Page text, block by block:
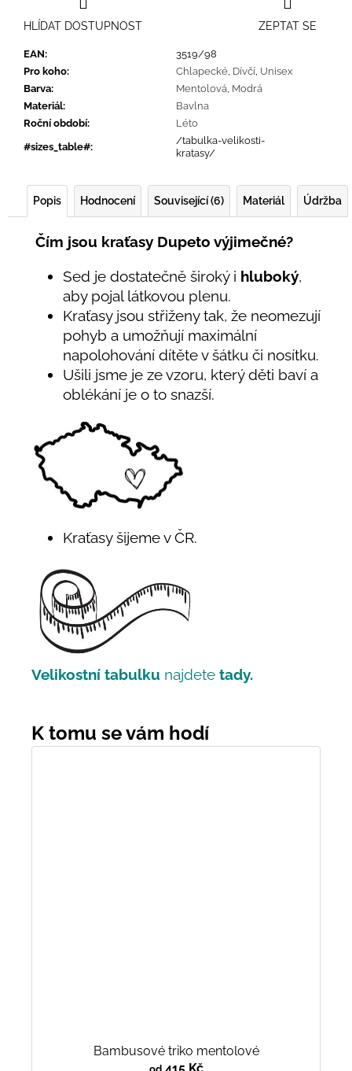
EAN:
3519/98
Pro koho: Chlapecké, Dívčí, Unisex
Barva: Mentolová, Modrá
Materiál:
Bavlna
Roční období:
Léto
#sizes_table#:
/tabulka-velikosti-
kratasy/
ZEPTAT SE
HLÍDAT DOSTUPNOST
Popis Hodnocení Související (6) Materiál Údržba
Čím jsou kraťasy Dupeto výjimečné?
Sed je dostatečně široký i hluboký,
aby pojal látkovou plenu.
Kraťasy jsou střiženy tak, že neomezují
pohyb a umožňují maximální
napolohování dítěte v šátku či nosítku.
Ušili jsme je ze vzoru, který děti baví a
oblékání je o to snazší.
Kraťasy šijeme v ČR.
Velikostní tabulku najdete tady.
Bambusové triko mentolové